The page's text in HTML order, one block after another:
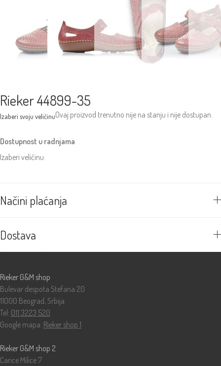
Rieker 44899-35
Ovaj proizvod trenutno nije na stanju i nije dostupan.
Dostupnost u radnjama
Izaberi veličinu.
Načini plaćanja
Dostava
Rieker G&M shop
Bulevar despota Stefana 20
11000 Beograd, Srbija
Tel: 011 3223 520
Google mapa: Rieker shop 1
Rieker G&M shop 2
Carice Milice 7